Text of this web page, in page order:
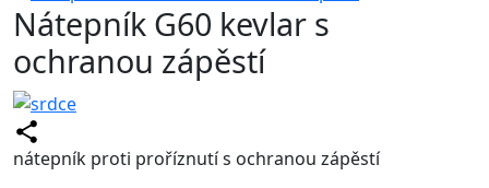
Nátepník G60 kevlar s
ochranou zápěstí
nátepník proti proříznutí s ochranou zápěstí